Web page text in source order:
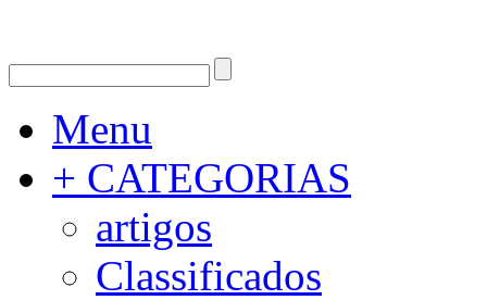
Menu
+ CATEGORIAS
artigos
Classificados